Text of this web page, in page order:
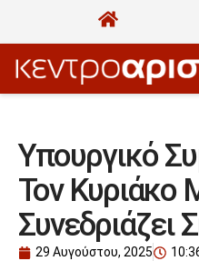
Υπουργικό
Τον Κυριάκο
Συνεδριάζει
29 Αυγούστου, 2025